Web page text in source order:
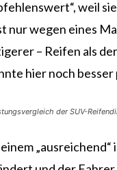
weil
nur wegen eines
– Reifen als
hier noch
der SUV-